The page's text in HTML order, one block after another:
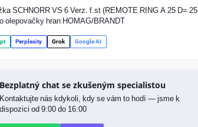
SCHNORR VS 6 Verz. f.st (REMOTE RING A 25 D= 25
olepovačky hran HOMAG/BRANDT
Perplexity Grok Google AI
Bezplatný chat se zkušeným specialistou
Kontaktujte nás kdykoli, kdy se vám to hodí — jsme k
dispozici od 9:00 do 16:00